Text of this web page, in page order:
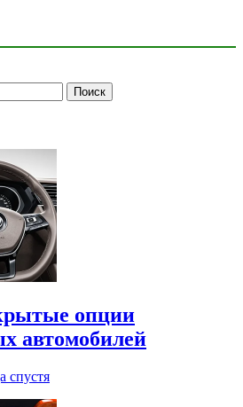
опции
автомобилей
спустя